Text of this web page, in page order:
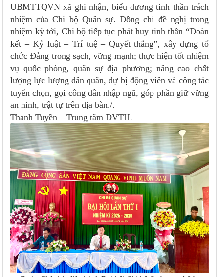
UBMTTQVN xã ghi nhận, biểu dương tinh thần trách
nhiệm của Chi bộ Quân sự. Đồng chí đề nghị trong
nhiệm kỳ tới, Chi bộ tiếp tục phát huy tinh thần “Đoàn
kết – Kỷ luật – Trí tuệ – Quyết thắng”, xây dựng tổ
chức Đảng trong sạch, vững mạnh; thực hiện tốt nhiệm
vụ quốc phòng, quân sự địa phương; nâng cao chất
lượng lực lượng dân quân, dự bị động viên và công tác
tuyển chọn, gọi công dân nhập ngũ, góp phần giữ vững
an ninh, trật tự trên địa bàn./.
Thanh Tuyền – Trung tâm DVTH.